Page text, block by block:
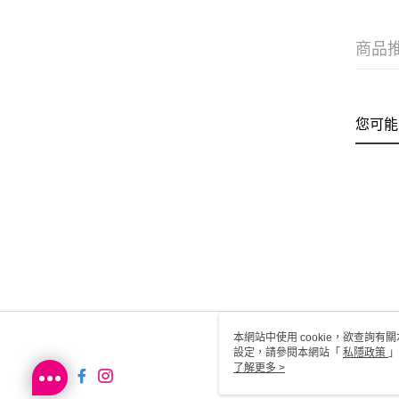
商品
您可
本網站中使用 cookie，欲查詢有
設定，請參閱本網站「 私隱政策
用 cookie。
了解更多 >